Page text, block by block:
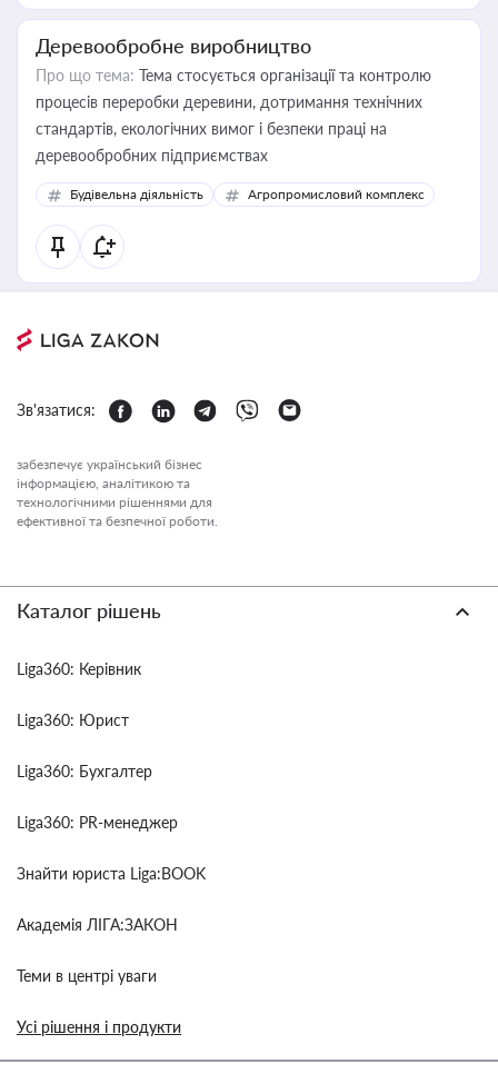
Деревообробне виробництво
Про що тема: Тема стосується організації та контролю
процесів переробки деревини, дотримання технічних
стандартів, екологічних вимог і безпеки праці на
деревообробних підприємствах
Будівельна діяльність Агропромисловий комплекс
Зв'язатися:
забезпечує український бізнес
інформацією, аналітикою та
технологічними рішеннями для
ефективної та безпечної роботи.
Каталог рішень
Liga360: Керівник
Liga360: Юрист
Liga360: Бухгалтер
Liga360: PR-менеджер
Знайти юриста Liga:BOOK
Академія ЛІГА:ЗАКОН
Теми в центрі уваги
Усі рішення і продукти